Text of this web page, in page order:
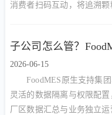
消费者扫码互动，将追溯
子公司怎么管？
2026-06-15
FoodMES原生支持集
灵活的数据隔离与权限配
厂区数据汇总与业务独立